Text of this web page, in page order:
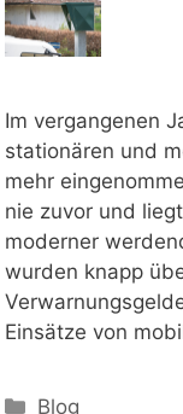
Im vergangenen
stationären und
mehr
nie zuvor und
moderner
wurden knapp
Einsätze von
Kategorien
Blog